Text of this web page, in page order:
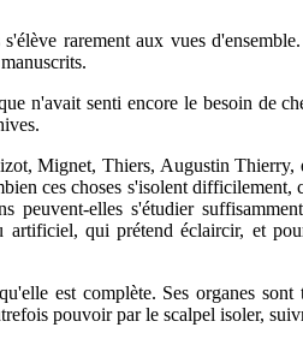
rarement aux vues
n'avait senti encore le besoin de
Mignet, Thiers, Augustin Thierry,
ces choses s'isolent difficilement,
peuvent-elles s'étudier
artificiel, qui prétend éclaircir, et
est complète. Ses organes
pouvoir par le scalpel isoler,